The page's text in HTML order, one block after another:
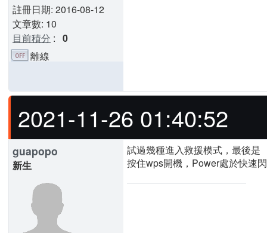
註冊日期: 2016-08-12
文章數: 10
目前積分 : 0
離線
2021-11-26 01:40:52
guapopo
新生
試過幾種進入救援模式，最後是
按住wps開機，Power處於快速